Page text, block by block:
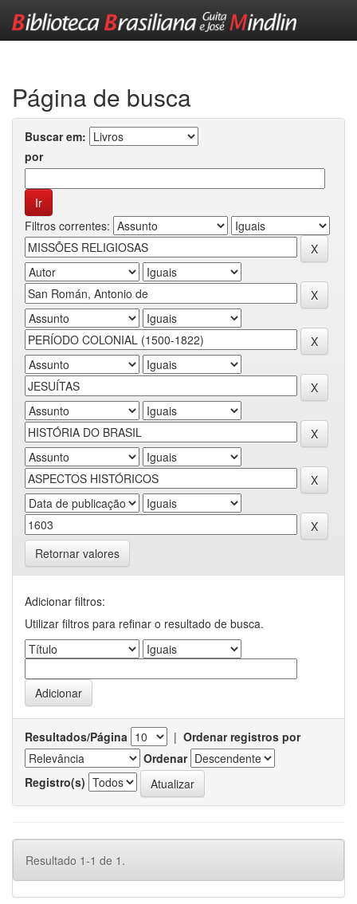
Página de busca
Buscar em:
por
Filtros correntes:
Retornar valores
Adicionar filtros:
Utilizar filtros para refinar o resultado de busca.
Resultados/Página | Ordenar registros por
Ordenar
Registro(s)
Resultado 1-1 de 1.